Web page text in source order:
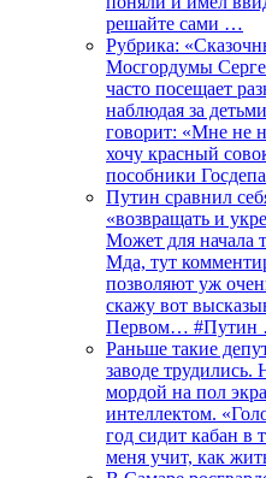
решайте сами …
Рубрика:
Мосгордумы
часто посещает
наблюдая за
говорит: «Мне не
хочу красный
пособники
Путин сравнил
«возвращать и
Может для начала
Мда, тут
позволяют уж
скажу вот
Первом…
Раньше такие
заводе
мордой на пол
интеллектом.
год сидит кабан в
меня учит, как